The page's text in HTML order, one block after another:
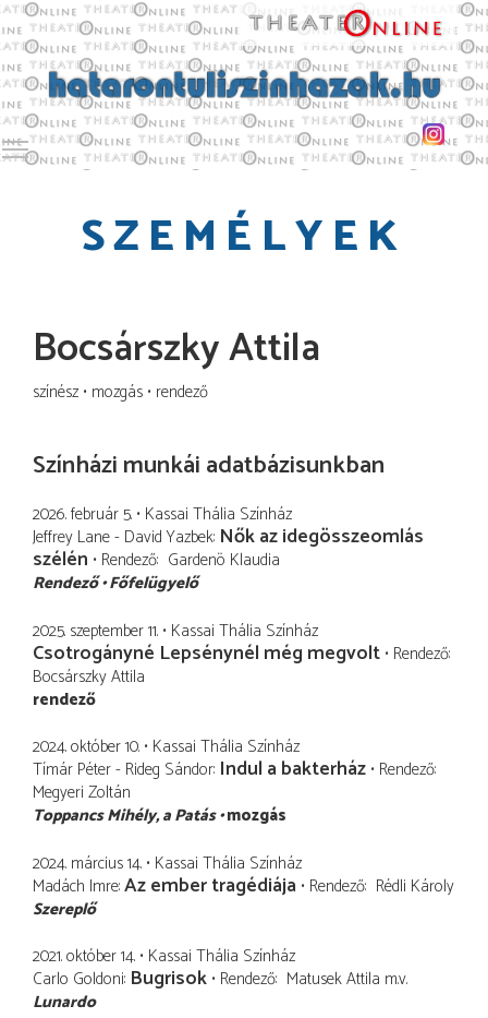
Toggle main menu visibility
SZEMÉLYEK
Bocsárszky Attila
színész mozgás rendező
Színházi munkái adatbázisunkban
2026. február 5. Kassai Thália Színház
Jeffrey Lane - David Yazbek Nők az idegösszeomlás
szélén Rendező Gardenö Klaudia
Rendező Főfelügyelő
2025. szeptember 11. Kassai Thália Színház
Csotrogányné Lepsénynél még megvolt Rendező
Bocsárszky Attila
rendező
2024. október 10. Kassai Thália Színház
Tímár Péter - Rideg Sándor Indul a bakterház Rendező
Megyeri Zoltán
Toppancs Mihély a Patás mozgás
2024. március 14. Kassai Thália Színház
Madách Imre Az ember tragédiája Rendező Rédli Károly
Szereplő
2021. október 14. Kassai Thália Színház
Carlo Goldoni Bugrisok Rendező Matusek Attila m.v.
Lunardo